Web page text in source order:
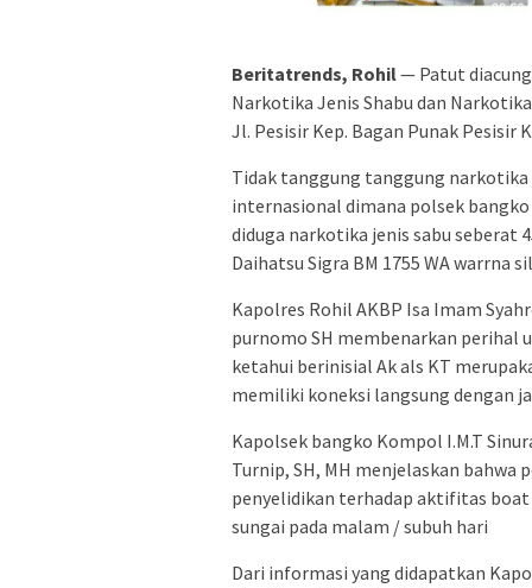
Beritatrends, Rohil— Patut
Narkotika Jenis Shabu dan
Jl. Pesisir Kep. Bagan Punak Pesisir
Tidak tanggung tanggung
internasional dimana polsek
diduga narkotika jenis sabu seberat
Daihatsu Sigra BM 1755 WA warrna
Kapolres Rohil AKBP Isa Imam
purnomo SH membenarkan perihal
ketahui berinisial Ak als KT
memiliki koneksi langsung dengan
Kapolsek bangko Kompol I.M.T
Turnip, SH, MH menjelaskan bahwa
penyelidikan terhadap aktifitas
sungai pada malam / subuh hari
Dari informasi yang didapatkan